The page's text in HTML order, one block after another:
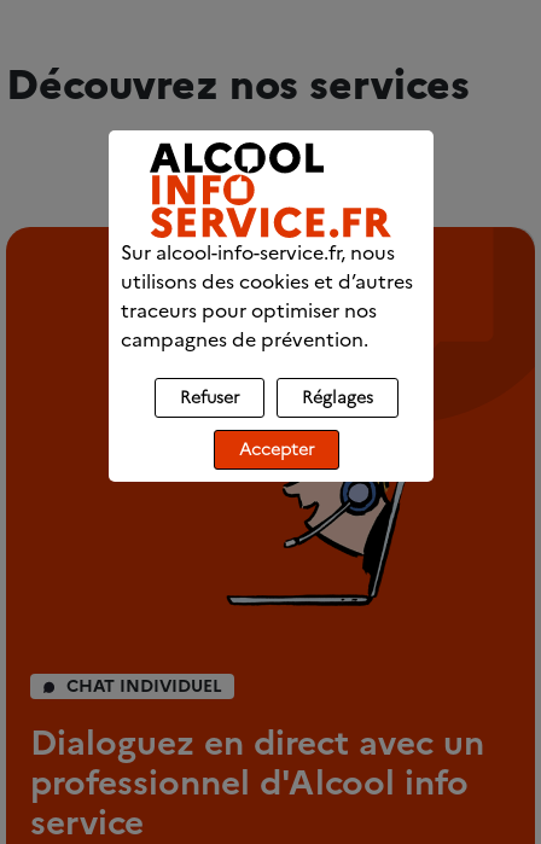
Découvrez nos services
CHAT INDIVIDUEL
Dialoguez en direct avec un
professionnel d'Alcool info
service
Sur alcool-info-service.fr, nous
utilisons des cookies et d’autres
traceurs pour optimiser nos
campagnes de prévention.
Refuser Réglages
Accepter